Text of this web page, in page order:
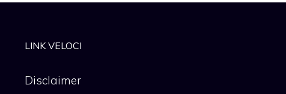
LINK VELOCI
Disclaimer